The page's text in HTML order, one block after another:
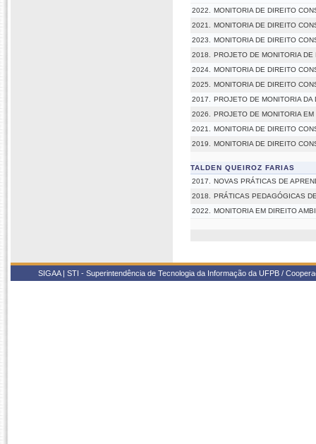
2022.
MONITORIA DE DIREITO
2021.
MONITORIA DE DIREITO
2023.
MONITORIA DE DIREITO
2018.
PROJETO DE MONITORIA
2024.
MONITORIA DE DIREITO
2025.
MONITORIA DE DIREITO
2017.
PROJETO DE MONITORIA
2026.
PROJETO DE MONITORIA
2021.
MONITORIA DE DIREITO
2019.
MONITORIA DE DIREITO
TALDEN QUEIROZ FARIAS
2017.
NOVAS PRÁTICAS DE
2018.
PRÁTICAS PEDAGÓGICAS
2022.
MONITORIA EM DIREITO
SIGAA | STI - Superintendência de Tecnologia da Informação da UFPB /